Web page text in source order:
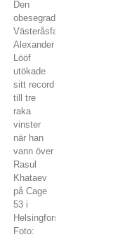
Den
obesegrade
Västeråsfajtern
Alexander
Lööf
utökade
sitt record
till tre
raka
vinster
när han
vann över
Rasul
Khataev
på Cage
53 i
Helsingfors.
Foto: